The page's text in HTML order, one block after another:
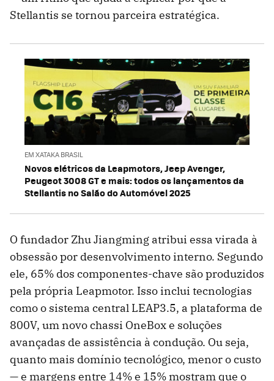
Stellantis se tornou parceira estratégica.
EM XATAKA BRASIL
Novos elétricos da Leapmotors, Jeep Avenger,
Peugeot 3008 GT e mais: todos os lançamentos da
Stellantis no Salão do Automóvel 2025
O fundador Zhu Jiangming atribui essa virada à
obsessão por desenvolvimento interno. Segundo
ele, 65% dos componentes-chave são produzidos
pela própria Leapmotor. Isso inclui tecnologias
como o sistema central LEAP3.5, a plataforma de
800V, um novo chassi OneBox e soluções
avançadas de assistência à condução. Ou seja,
quanto mais domínio tecnológico, menor o custo
— e margens entre 14% e 15% mostram que o